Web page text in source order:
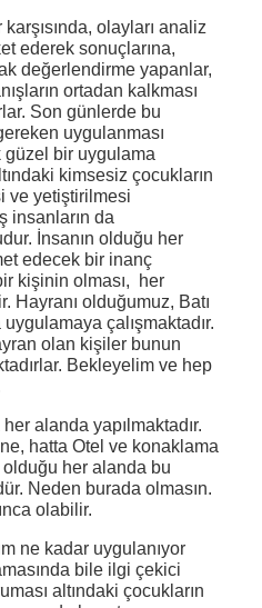
olayları analiz
ederek sonuçlarına,
değerlendirme yapanlar,
ortadan kalkması
Son günlerde bu
uygulanması
güzel bir uygulama
kimsesiz çocukların
ve yetiştirilmesi
insanların da
İnsanın olduğu her
edecek bir inanç
kişinin olması, her
Hayranı olduğumuz, Batı
çalışmaktadır.
olan kişiler bunun
Bekleyelim ve hep
alanda yapılmaktadır.
hatta Otel ve konaklama
olduğu her alanda bu
Neden burada olmasın.
olabilir.
ne kadar uygulanıyor
bile ilgi çekici
altındaki çocukların